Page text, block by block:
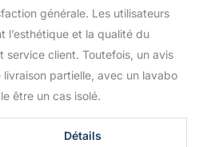
générale. Les utilisateurs
l’esthétique et la qualité du
service client. Toutefois, un avis
partielle, avec un lavabo
être un cas isolé.
Détails